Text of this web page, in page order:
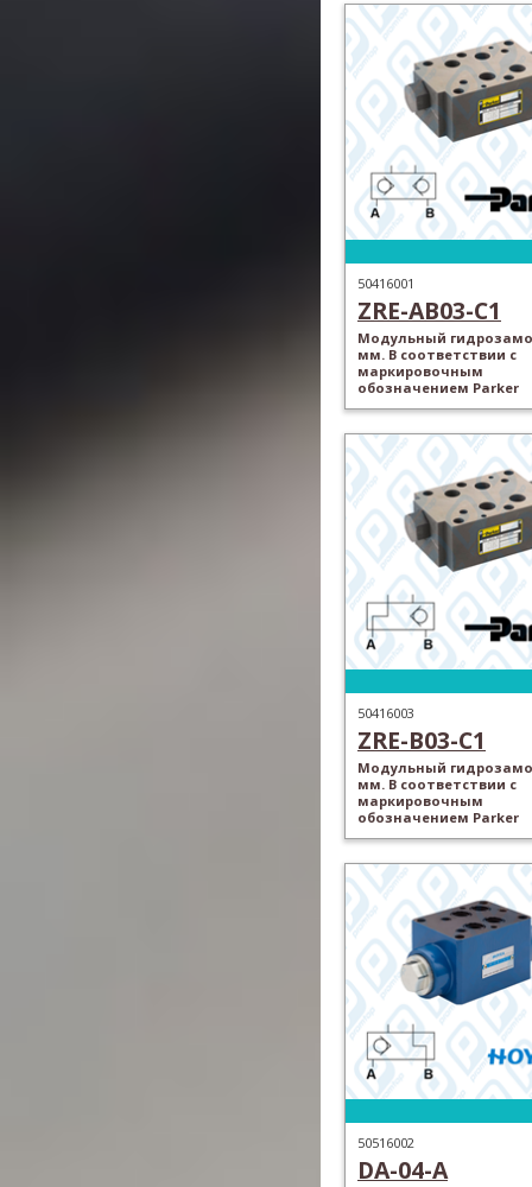
50416001
ZRE-AB03-C1
Модульный
мм. В соответствии с
маркировочным
обозначением Parker
50416003
ZRE-B03-C1
Модульный
мм. В соответствии с
маркировочным
обозначением Parker
50516002
DA-04-A